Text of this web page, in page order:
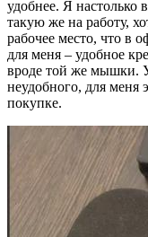
удобнее. Я настолько
такую же на работу,
рабочее место, что в
для меня – удобное
вроде той же мышки.
неудобного, для меня
покупке.